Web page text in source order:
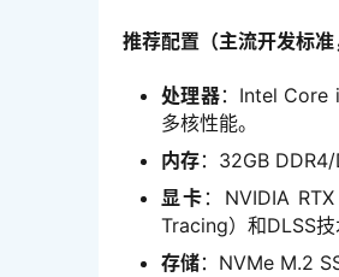
推荐配置（主流开发标准
处理器：Intel Core
多核性能。
内存：32GB
显卡 ：NVIDIA
Tracing）和DLSS技
存储：NVMe M.2